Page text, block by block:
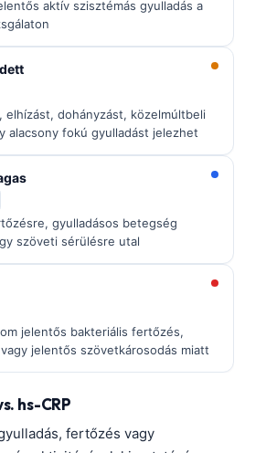
aktív szisztémás gyulladás a
elhízást, dohányzást, közelmúltbeli
alacsony fokú gyulladást jelezhet
gyulladásos betegség
szöveti sérülésre utal
jelentős bakteriális fertőzés,
jelentős szövetkárosodás miatt
hs-CRP
fertőzés vagy